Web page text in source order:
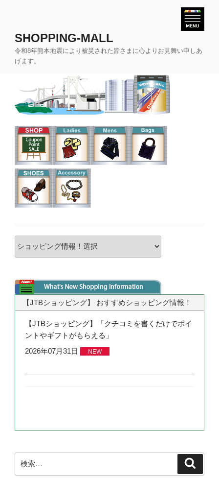
SHOPPING-MALL
令和8年熊本地震により被災された皆さまに心よりお見舞い申しあ
げます。
【JTBショッピング】 おすすめショッピング情報！
【JTBショッピング】「クチコミを書くだけでポイ
ントやギフトがもらえる」
2026年07月31日
NEW
検
索: